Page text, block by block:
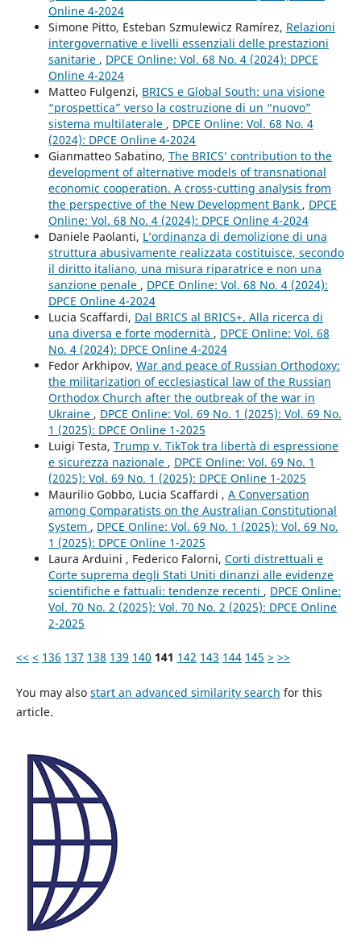
Online 4-2024
Simone Pitto, Esteban Szmulewicz Ramírez, Relazioni
intergovernative e livelli essenziali delle prestazioni
sanitarie , DPCE Online: Vol. 68 No. 4 (2024): DPCE
Online 4-2024
Matteo Fulgenzi, BRICS e Global South: una visione
“prospettica” verso la costruzione di un “nuovo”
sistema multilaterale , DPCE Online: Vol. 68 No. 4
(2024): DPCE Online 4-2024
Gianmatteo Sabatino, The BRICS’ contribution to the
development of alternative models of transnational
economic cooperation. A cross-cutting analysis from
the perspective of the New Development Bank , DPCE
Online: Vol. 68 No. 4 (2024): DPCE Online 4-2024
Daniele Paolanti, L’ordinanza di demolizione di una
struttura abusivamente realizzata costituisce, secondo
il diritto italiano, una misura riparatrice e non una
sanzione penale , DPCE Online: Vol. 68 No. 4 (2024):
DPCE Online 4-2024
Lucia Scaffardi, Dal BRICS al BRICS+. Alla ricerca di
una diversa e forte modernità , DPCE Online: Vol. 68
No. 4 (2024): DPCE Online 4-2024
Fedor Arkhipov, War and peace of Russian Orthodoxy:
the militarization of ecclesiastical law of the Russian
Orthodox Church after the outbreak of the war in
Ukraine , DPCE Online: Vol. 69 No. 1 (2025): Vol. 69 No.
1 (2025): DPCE Online 1-2025
Luigi Testa, Trump v. TikTok tra libertà di espressione
e sicurezza nazionale , DPCE Online: Vol. 69 No. 1
(2025): Vol. 69 No. 1 (2025): DPCE Online 1-2025
Maurilio Gobbo, Lucia Scaffardi , A Conversation
among Comparatists on the Australian Constitutional
System , DPCE Online: Vol. 69 No. 1 (2025): Vol. 69 No.
1 (2025): DPCE Online 1-2025
Laura Arduini , Federico Falorni, Corti distrettuali e
Corte suprema degli Stati Uniti dinanzi alle evidenze
scientifiche e fattuali: tendenze recenti , DPCE Online:
Vol. 70 No. 2 (2025): Vol. 70 No. 2 (2025): DPCE Online
2-2025
<< < 136 137 138 139 140 141 142 143 144 145 > >>
You may also start an advanced similarity search for this
article.